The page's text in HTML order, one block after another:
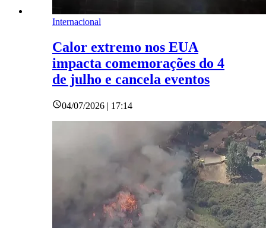
Internacional
Calor extremo nos EUA
impacta comemorações do 4
de julho e cancela eventos
04/07/2026 | 17:14